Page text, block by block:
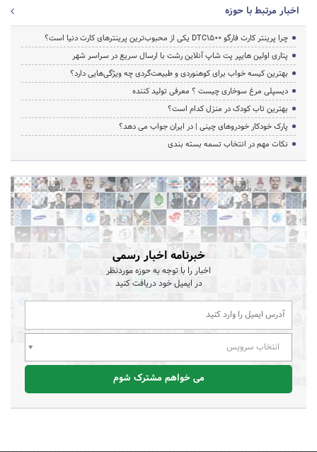
اخبار مرتبط با حوزه
چرا پرینتر کارت فارگو DTC1500 یکی از محبوب‌ترین پرینترهای کارت دنیا است؟
پتاری اولین هایپر پت شاپ آنلاین رشت با ارسال سریع در سراسر شهر
بهترین کیسه خواب برای کوهنوردی و طبیعت‌گردی چه ویژگی‌هایی دارد؟
دیسپلی مرغ سوخاری چیست ؟ معرفی تولید کننده
بهترین تاب کودک در منزل کدام است؟
پارک خودکار خودروهای چینی | در ایران جواب می دهد؟
نکات مهم در انتخاب تسمه بسته بندی
خبرنامه اخبار رسمی
اخبار را با توجه به حوزه موردنظر
در ایمیل خود دریافت کنید
انتخاب سرویس
می خواهم مشترک شوم